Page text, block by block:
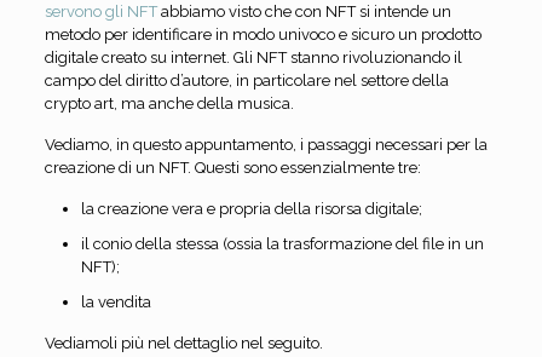
servono gli NFTabbiamo visto che con NFT si intende un
metodo per identificare in modo univoco e sicuro un prodotto
digitale creato su internet. Gli NFT stanno rivoluzionando il
campo del diritto d’autore, in particolare nel settore della
crypto art, ma anche della musica.
Vediamo, in questo appuntamento, i passaggi necessari per la
creazione di un NFT. Questi sono essenzialmente tre:
la creazione vera e propria della risorsa digitale;
il conio della stessa (ossia la trasformazione del file in un
NFT);
la vendita
Vediamoli più nel dettaglio nel seguito.